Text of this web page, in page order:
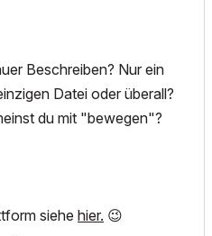
Beschreiben? Nur ein
Datei oder überall?
du mit "bewegen"?
siehe hier. 😉